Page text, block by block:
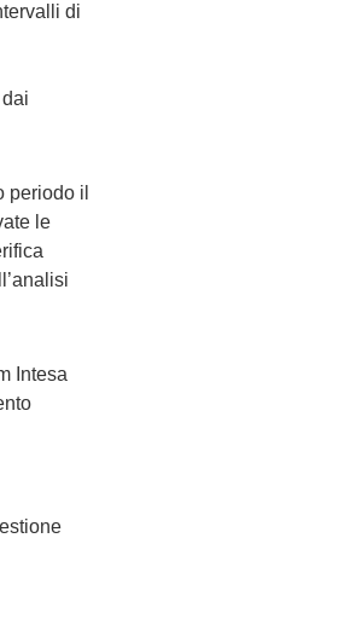
di
periodo il
le
Intesa